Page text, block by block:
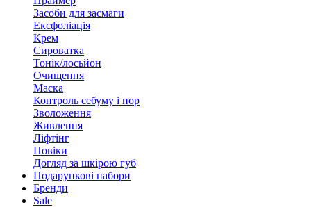
Засоби для засмаги
Ексфоліація
Крем
Сироватка
Тонік/лосьйон
Очищення
Маска
Контроль себуму і пор
Зволоження
Живлення
Ліфтінг
Повіки
Догляд за шкірою губ
Подарункові набори
Бренди
Sale